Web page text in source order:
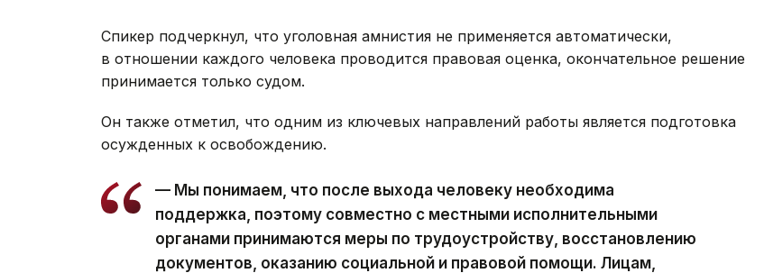
Спикер подчеркнул, что уголовная амнистия не применяется автоматически,
в отношении каждого человека проводится правовая оценка, окончательное решение
принимается только судом.
Он также отметил, что одним из ключевых направлений работы является подготовка
осужденных к освобождению.
— Мы понимаем, что после выхода человеку необходима
поддержка, поэтому совместно с местными исполнительными
органами принимаются меры по трудоустройству, восстановлению
документов, оказанию социальной и правовой помощи. Лицам,